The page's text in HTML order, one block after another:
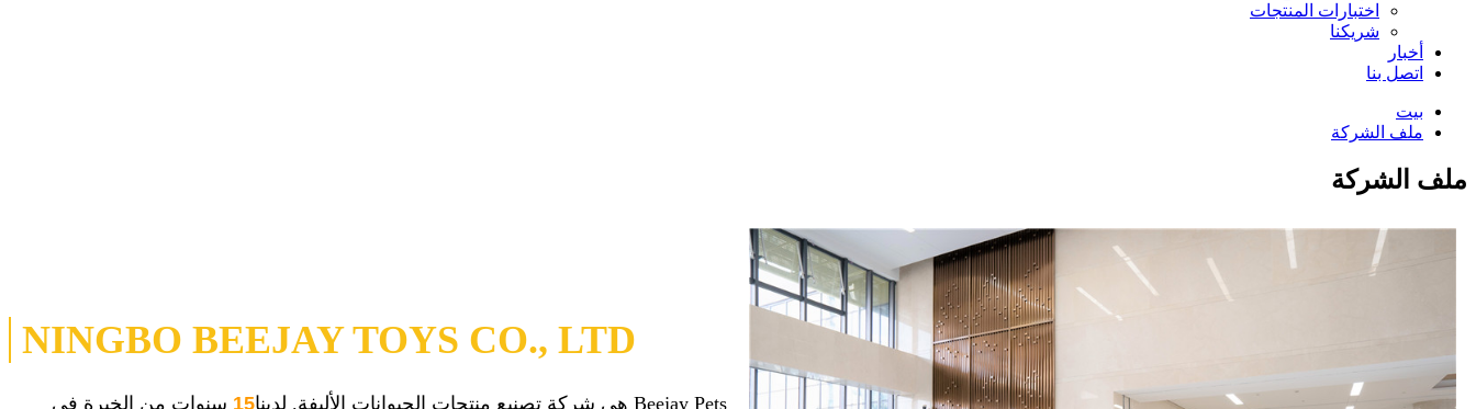
اختبارات المنتجات
شريكنا
أخبار
اتصل بنا
بيت
ملف الشركة
ملف الشركة
NINGBO BEEJAY TOYS CO., LTD
Beejay Pets هي شركة تصنيع منتجات الحيوانات الأليفة. لدينا 15 سنوات من الخبرة في